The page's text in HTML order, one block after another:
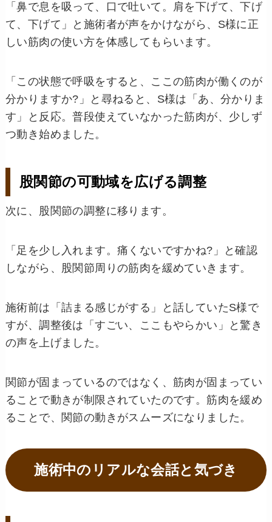
「鼻で息を吸って、口で吐いて。肩を下げて、下げ
て、下げて」と施術者が声をかけながら、S様に正
しい筋肉の使い方を体感してもらいます。
「この状態で呼吸をすると、ここの筋肉が働くのが
分かりますか?」と尋ねると、S様は「あ、分かりま
す」と反応。普段使えていなかった筋肉が、少しず
つ動き始めました。
股関節の可動域を広げる調整
次に、股関節の調整に移ります。
「足を少し入れます。痛くないですかね?」と確認
しながら、股関節周りの筋肉を緩めていきます。
施術前は「詰まる感じがする」と話していたS様で
すが、調整後は「すごい、ここもやらかい」と驚き
の声を上げました。
関節が固まっているのではなく、筋肉が固まってい
ることで動きが制限されていたのです。筋肉を緩め
ることで、関節の動きがスムーズになりました。
施術中のリアルな会話と気づき